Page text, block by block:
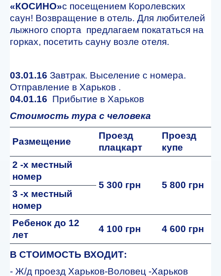
«КОСИНО»c посещением Королевских
саун! Возвращение в отель. Для любителей
лыжного спорта предлагаем покататься на
горках, посетить сауну возле отеля.
03.01.16 Завтрак. Выселение с номера.
Отправление в Харьков .
04.01.16 Прибытие в Харьков
Стоимость тура с человека
Размещение
Проезд
плацкарт
Проезд
купе
2 -х местный
номер
5 300 грн
5 800 грн
3 -х местный
номер
Ребенок до 12
лет
4 100 грн 4 600 грн
В СТОИМОСТЬ ВХОДИТ:
- Ж/д проезд Харьков-Воловец -Харьков